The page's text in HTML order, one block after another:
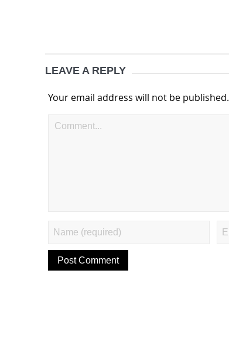
LEAVE A REPLY
Your email address will not be published.